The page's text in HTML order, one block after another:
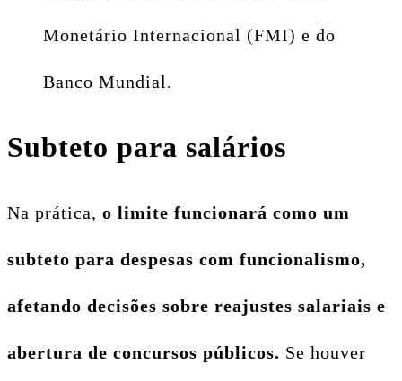
Monetário Internacional (FMI) e do
Banco Mundial.
Subteto para salários
Na prática, o limite funcionará como um
subteto para despesas com funcionalismo,
afetando decisões sobre reajustes salariais e
abertura de concursos públicos. Se houver